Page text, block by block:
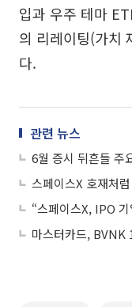
입과 우주 테마
의 리레이팅(가치
다.
관련 뉴스